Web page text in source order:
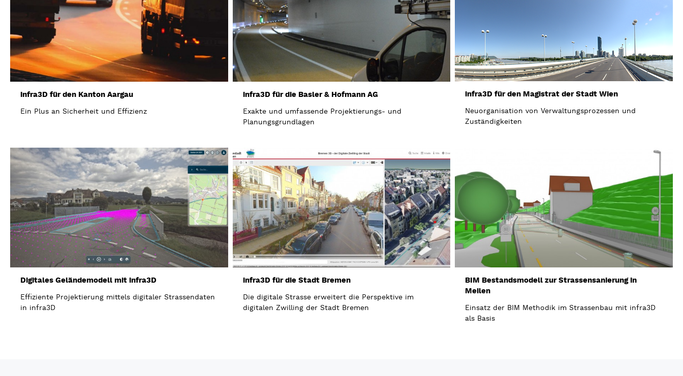
infra3D für den Kanton Aargau
Ein Plus an Sicherheit und Effizienz
infra3D für die Basler & Hofmann AG
Exakte und umfassende Projektierungs- und
Planungsgrundlagen
infra3D für den Magistrat der Stadt Wien
Neuorganisation von Verwaltungsprozessen und
Zuständigkeiten
Digitales Geländemodell mit infra3D
Effiziente Projektierung mittels digitaler Strassendaten
in infra3D
infra3D für die Stadt Bremen
Die digitale Strasse erweitert die Perspektive im
digitalen Zwilling der Stadt Bremen
BIM Bestandsmodell zur Strassensanierung in
Meilen
Einsatz der BIM Methodik im Strassenbau mit infra3D
als Basis